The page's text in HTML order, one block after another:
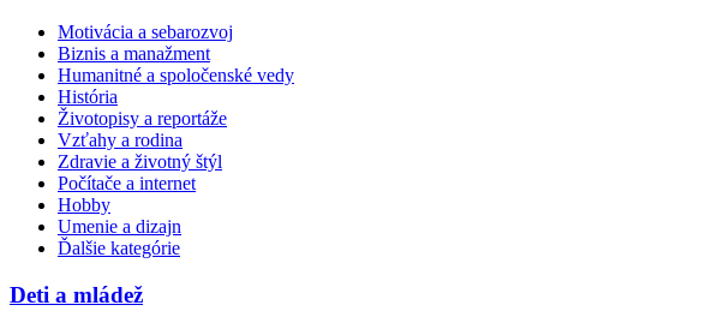
Motivácia a sebarozvoj
Biznis a manažment
Humanitné a spoločenské vedy
História
Životopisy a reportáže
Vzťahy a rodina
Zdravie a životný štýl
Počítače a internet
Hobby
Umenie a dizajn
Ďalšie kategórie
Deti a mládež